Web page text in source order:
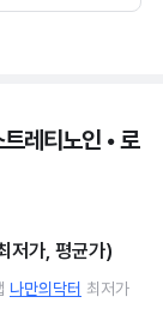
레티노인 • 로
저가, 평균가)
나만의닥터 최저가